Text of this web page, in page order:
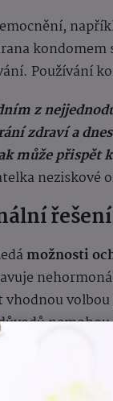
Používání
z
zdraví a
může přispět
neziskové
možnosti
vhodnou
jeho